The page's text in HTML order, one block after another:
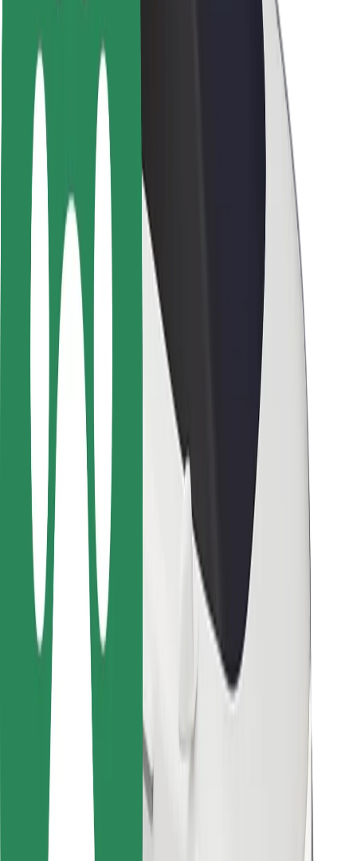
Sofőr biztonság
E-roller biztonság
Biztonsági részleg
Városok
Lokációk
Városi megoldások
Repülőtér
Bolt töltőállomások
Súgó
Utasoknak
Sofőröknek
Ételfutároknak
Bolt Food
Flottapartnereknek
Éttermeknek
Bolt for Business
Egyéb
Beszállítók
Felhasználási feltételek
Sütik
Biztonság
Bolt alkalmazás letöltése
Találd meg kedvenc ételedet!
Bolt Food app letöltése